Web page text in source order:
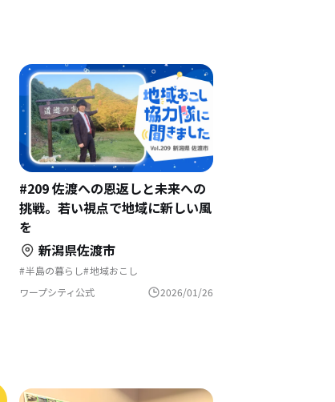
#209 佐渡への恩返しと未来への
挑戦。若い視点で地域に新しい風
を
新潟県佐渡市
半島の暮らし 地域おこし
地域おこし協力隊 島暮らし
地域おこし協力隊に聞いてみた
海のそばの暮らし
ワープシティ公式 2026/01/26